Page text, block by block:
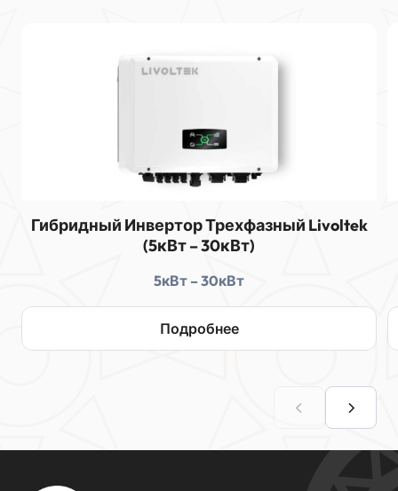
Гибридный Инвертор Трехфазный Livoltek
(5кВт – 30кВт)
5кВт – 30кВт
Подробнее